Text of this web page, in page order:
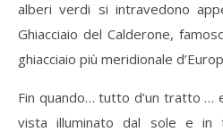
alberi verdi si intravedono
Ghiacciaio del Calderone,
ghiacciaio più meridionale
Fin quando… tutto d’un tratto …
vista illuminato dal sole e in